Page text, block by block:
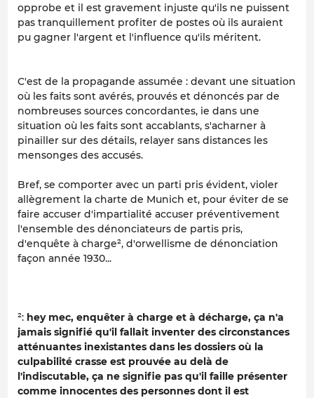
opprobe et il est gravement injuste qu'ils ne puissent
pas tranquillement profiter de postes où ils auraient
pu gagner l'argent et l'influence qu'ils méritent.
C'est de la propagande assumée : devant une situation
où les faits sont avérés, prouvés et dénoncés par de
nombreuses sources concordantes, ie dans une
situation où les faits sont accablants, s'acharner à
pinailler sur des détails, relayer sans distances les
mensonges des accusés.
Bref, se comporter avec un parti pris évident, violer
allègrement la charte de Munich et, pour éviter de se
faire accuser d'impartialité accuser préventivement
l'ensemble des dénonciateurs de partis pris,
d'enquête à charge², d'orwellisme de dénonciation
façon année 1930...
²: hey mec, enquêter à charge et à décharge, ça n'a
jamais signifié qu'il fallait inventer des circonstances
atténuantes inexistantes dans les dossiers où la
culpabilité crasse est prouvée au delà de
l'indiscutable, ça ne signifie pas qu'il faille présenter
comme innocentes des personnes dont il est